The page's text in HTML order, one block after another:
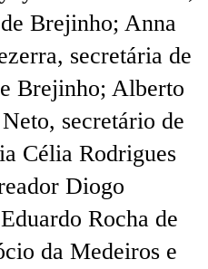
Brejinho; Anna
secretária de
Brejinho; Alberto
secretário de
Célia Rodrigues
Diogo
Rocha de
da Medeiros e